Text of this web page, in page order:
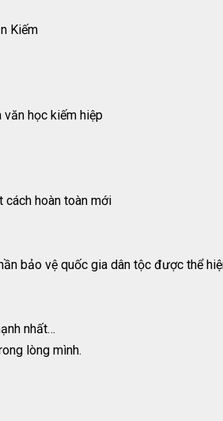
Kiếm
học kiếm hiệp
hoàn toàn mới
bảo vệ quốc gia dân tộc được thể
nhất…
lòng mình.